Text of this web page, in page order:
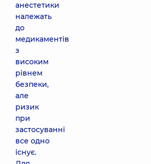
анестетики
належать
до
медикаментів
з
високим
рівнем
безпеки,
але
ризик
при
застосуванні
все одно
існує.